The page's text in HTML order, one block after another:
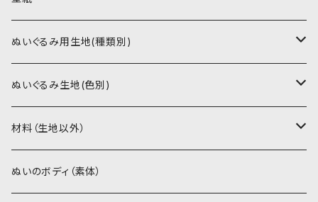
書籍（紙の本）
PDFデータ（ダウンロード）
ぬいぐるみ用生地(種類別)
ソフトボア（短毛）
ソフトボア（5mm）
ぬいトリコット
ぬいぐるみ生地(色別)
ソフトボア
スキンカラー系
ぬいトリコット
材料（生地以外）
アイロン接着シート
ぬいのボディ（素体）